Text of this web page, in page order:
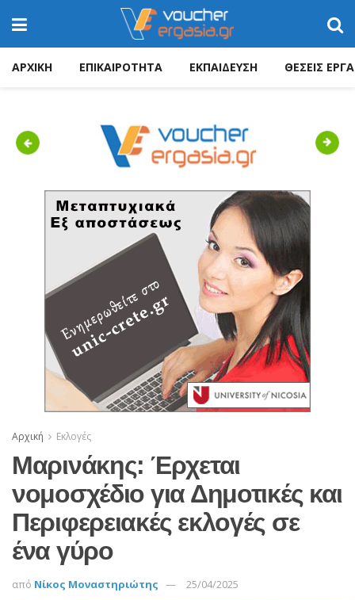
ΑΡΧΙΚΗ ΕΠΙΚΑΙΡΟΤΗΤΑ ΕΚΠΑΙΔΕΥΣΗ ΘΕΣΕΙΣ
Previous Next
Αρχική Εκλογές
Μαρινάκης: Έρχεται
νομοσχέδιο για Δημοτικές και
Περιφερειακές εκλογές σε
ένα γύρο
από Νίκος Μοναστηριώτης 25/04/2025